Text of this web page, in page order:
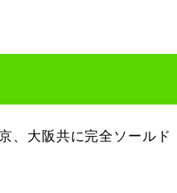
、大阪共に完全ソールド